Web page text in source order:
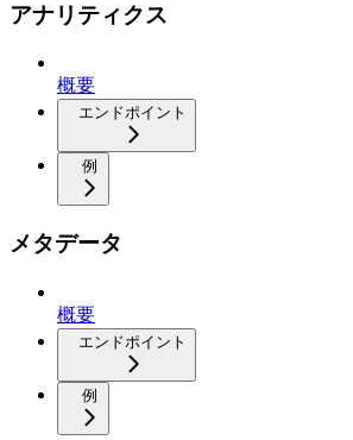
アナリティクス
概要
エンドポイント
例
メタデータ
概要
エンドポイント
例